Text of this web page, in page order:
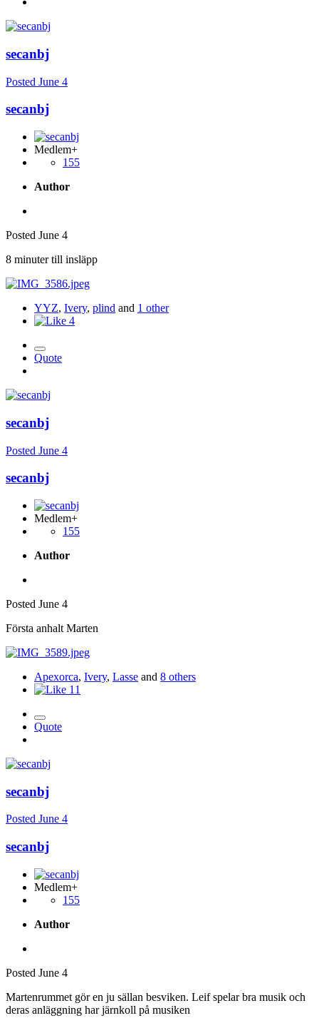
secanbj
Posted June 4
secanbj
Medlem+
155
Author
Posted June 4
8 minuter till insläpp
YYZ, Ivery, plind and 1 other
4
Quote
secanbj
Posted June 4
secanbj
Medlem+
155
Author
Posted June 4
Första anhalt Marten
Apexorca, Ivery, Lasse and 8 others
11
Quote
secanbj
Posted June 4
secanbj
Medlem+
155
Author
Posted June 4
Martenrummet gör en ju sällan besviken. Leif spelar bra musik och
deras anläggning har järnkoll på musiken